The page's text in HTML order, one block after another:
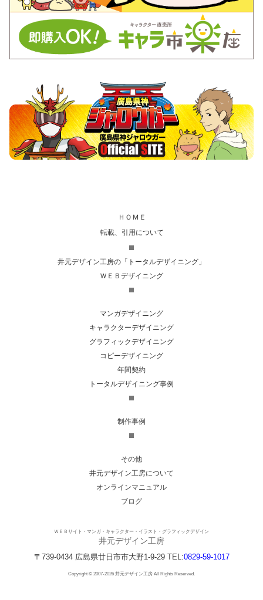
ＨＯＭＥ
転載、引用について
井元デザイン工房の「トータルデザイニング」
ＷＥＢデザイニング
マンガデザイニング
キャラクターデザイニング
グラフィックデザイニング
コピーデザイニング
年間契約
トータルデザイニング事例
制作事例
その他
井元デザイン工房について
オンラインマニュアル
ブログ
ＷＥＢサイト・マンガ・キャラクター・イラスト・グラフィックデザイン
井元デザイン工房
〒739-0434 広島県廿日市市大野1-9-29TEL:0829-59-1017
Copyright © 2007-2026 井元デザイン工房 All Rights Reserved.